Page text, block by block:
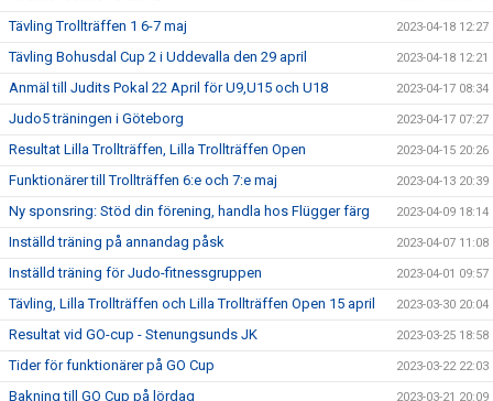
Tävling Trollträffen 1 6-7 maj 2023-04-18 12:27
Tävling Bohusdal Cup 2 i Uddevalla den 29 april 2023-04-18 12:21
Anmäl till Judits Pokal 22 April för U9,U15 och U18 2023-04-17 08:34
Judo5 träningen i Göteborg 2023-04-17 07:27
Resultat Lilla Trollträffen, Lilla Trollträffen Open 2023-04-15 20:26
Funktionärer till Trollträffen 6:e och 7:e maj 2023-04-13 20:39
Ny sponsring: Stöd din förening, handla hos Flügger färg 2023-04-09 18:14
Inställd träning på annandag påsk 2023-04-07 11:08
Inställd träning för Judo-fitnessgruppen 2023-04-01 09:57
Tävling, Lilla Trollträffen och Lilla Trollträffen Open 15 april 2023-03-30 20:04
Resultat vid GO-cup - Stenungsunds JK 2023-03-25 18:58
Tider för funktionärer på GO Cup 2023-03-22 22:03
Bakning till GO Cup på lördag 2023-03-21 20:09